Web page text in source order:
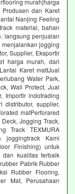
murah|harga
dan Karet
Nanjing Feeling
material, bahan
langsung penjualan
jogging
Supplier, Eksportir
harga murah, dari
Karet mattJual
Water Park,
Wall Protect, Jual
Importir indotrading
supplier,
matPerforared
Jogging Track,
Track TEXMURA
joggingtrack Kami
Finishing) untuk
kualitas terbaik
Pabrik Rubber
Rubber Flooring,
Mat, Perusahaan